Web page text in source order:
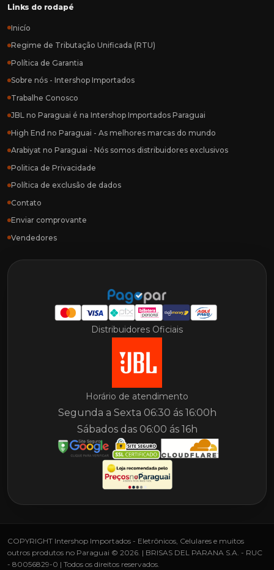
Links do rodapé
Inicío
Regime de Tributação Unificada (RTU)
Política de Garantia
Sobre nós - Intershop Importados
Trabalhe Conosco
JBL no Paraguai é na Intershop Importados Paraguai
High End no Paraguai - As melhores marcas do mundo
Arabiyat no Paraguai - Nós somos distribuidores exclusivos
Politica de Privacidade
Política de exclusão de dados
Contato
Enviar comprovante
Vendedores
Distribuidores Oficiais
Horário de atendimento
Segunda a Sexta 06:30 ás 16:00h
Sábados das 06:00 ás 16h
COPYRIGHT Intershop Importados - Eletrônicos, Celulares e muitos
outros produtos no Paraguai © 2026. | BRISAS DEL PARANA S.A. - RUC
- 80056829-0 | Todos os direitos reservados.